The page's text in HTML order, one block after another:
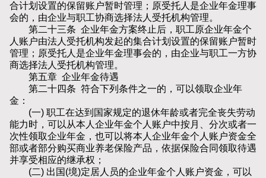
合计划设置的保留账户暂时管理；原受托人是企业年金理事
会的，由企业与职工协商选择法人受托机构管理。
第二十三条 企业年金方案终止后，职工原企业年金个
人账户由法人受托机构发起的集合计划设置的保留账户暂时
管理；原受托人是企业年金理事会的，由企业与职工一方协
商选择法人受托机构管理。
第五章 企业年金待遇
第二十四条 符合下列条件之一的，可以领取企业年
金：
(一) 职工在达到国家规定的退休年龄或者完全丧失劳动
能力时，可以从本人企业年金个人账户中按月、分次或者一
次性领取企业年金，也可以将本人企业年金个人账户资金全
部或者部分购买商业养老保险产品，依据保险合同领取待遇
并享受相应的继承权；
(二) 出国(境)定居人员的企业年金个人账户资金，可以